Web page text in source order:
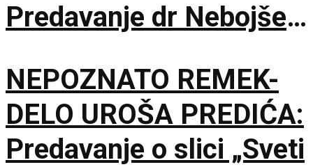
Predavanje dr Nebojše
Matice srpske
NEPOZNATO REMEK-
DELO UROŠA PREDIĆA:
Predavanje o slici „Sveti